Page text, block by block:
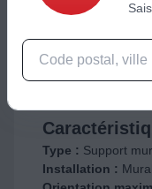
Pas de pièce
Type : Support
Installation :